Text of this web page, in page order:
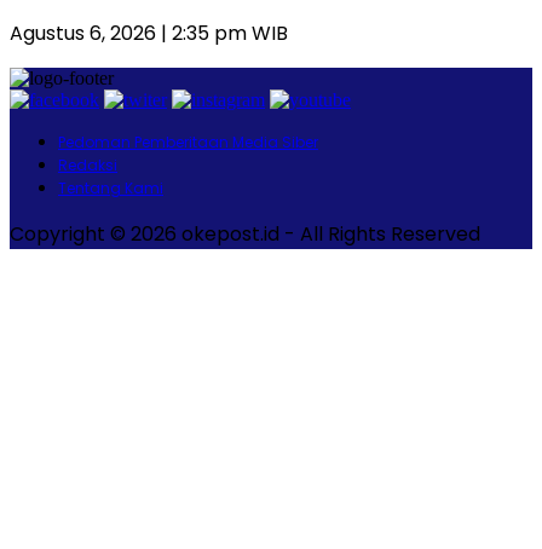
Agustus 6, 2026 | 2:35 pm WIB
Pedoman Pemberitaan Media Siber
Redaksi
Tentang Kami
Copyright © 2026 okepost.id - All Rights Reserved